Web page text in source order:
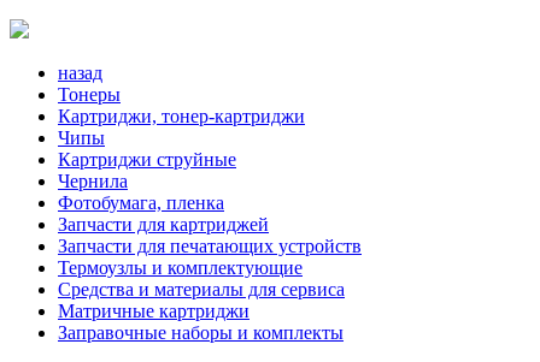
назад
Тонеры
Картриджи, тонер-картриджи
Чипы
Картриджи струйные
Чернила
Фотобумага, пленка
Запчасти для картриджей
Запчасти для печатающих устройств
Термоузлы и комплектующие
Средства и материалы для сервиса
Матричные картриджи
Заправочные наборы и комплекты